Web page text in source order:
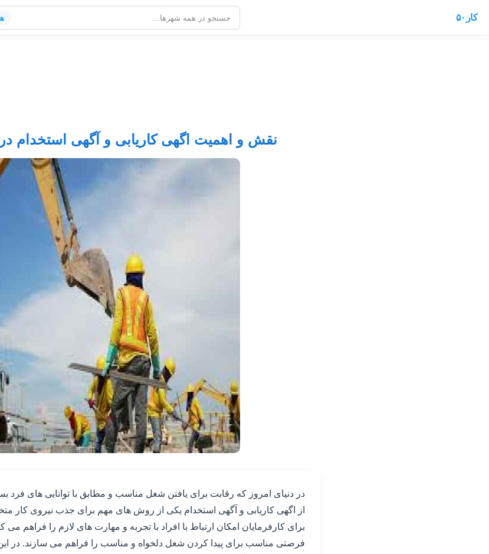
کار۵۰
نقش و اهمیت اگهی کاریابی و آگهی استخدام در
در دنیای امروز که رقابت برای یافتن شغل مناسب و مطابق با توانایی های
از اگهی کاریابی و آگهی استخدام یکی از روش های مهم برای جذب نیروی کار
برای کارفرمایان امکان ارتباط با افراد با تجربه و مهارت های لازم را فراهم می
فرصتی مناسب برای پیدا کردن شغل دلخواه و مناسب را فراهم می سازند. در این